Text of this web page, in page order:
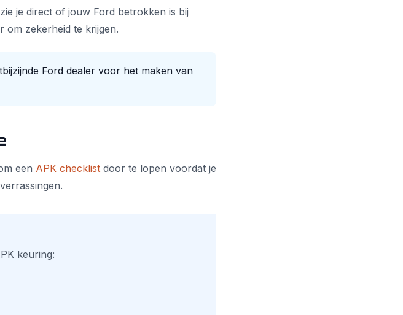
je direct of jouw Ford betrokken is bij
om zekerheid te krijgen.
Ford dealer voor het maken van
een APK checklist door te lopen voordat je
keuring: